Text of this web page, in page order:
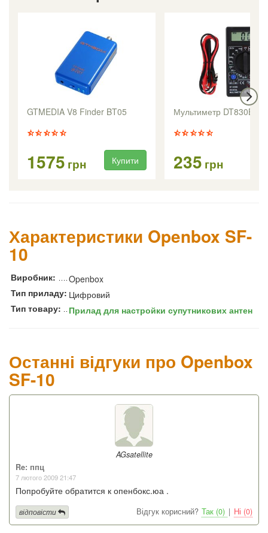
GTMEDIA V8 Finder BT05
1575 грн Купити
Мультиметр DT830B
235 грн
Характеристики Openbox SF-
10
Виробник:
Openbox
Тип приладу: Цифровий
Тип товару:
Прилад для настройки супутникових антен
Останні відгуки про Openbox
SF-10
AGsatellite
Re: ппц
7 лютого 2009 21:47
Попробуйте обратится к опенбокс.юа .
Відгук корисний? Так (0) | Ні (0)
відповісти